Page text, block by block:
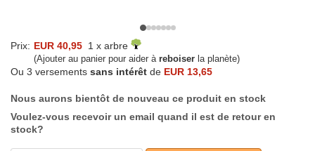
Prix: EUR 40,95 1 x arbre
(Ajouter au panier pour aider à reboiser la planète)
Ou 3 versements sans intérêt de EUR 13,65
Nous aurons bientôt de nouveau ce produit en stock
Voulez-vous recevoir un email quand il est de retour en
stock?